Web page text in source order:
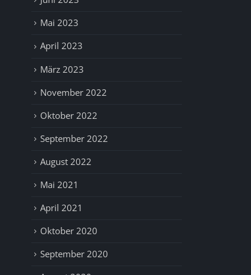
Mai 2023
April 2023
März 2023
November 2022
Oktober 2022
September 2022
August 2022
Mai 2021
April 2021
Oktober 2020
September 2020